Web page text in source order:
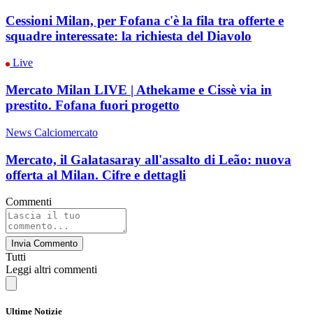
Cessioni Milan, per Fofana c'è la fila tra offerte e
squadre interessate: la richiesta del Diavolo
Live
Mercato Milan LIVE | Athekame e Cissè via in
prestito. Fofana fuori progetto
News Calciomercato
Mercato, il Galatasaray all'assalto di Leão: nuova
offerta al Milan. Cifre e dettagli
Commenti
Invia Commento
Tutti
Leggi altri commenti
Ultime Notizie